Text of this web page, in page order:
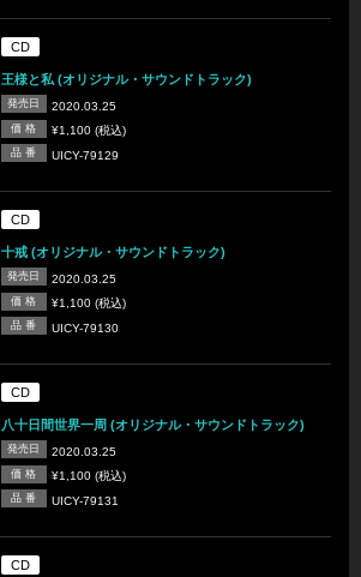
CD
王様と私 (オリジナル・サウンドトラック)
発売日 2020.03.25
価 格 ¥1,100 (税込)
品 番 UICY-79129
CD
十戒 (オリジナル・サウンドトラック)
発売日 2020.03.25
価 格 ¥1,100 (税込)
品 番 UICY-79130
CD
八十日間世界一周 (オリジナル・サウンドトラック)
発売日 2020.03.25
価 格 ¥1,100 (税込)
品 番 UICY-79131
CD